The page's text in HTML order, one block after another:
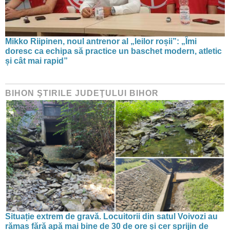
Mikko Riipinen, noul antrenor al „leilor roșii”: „Îmi
doresc ca echipa să practice un baschet modern, atletic
și cât mai rapid”
BIHON ŞTIRILE JUDEŢULUI BIHOR
Situație extrem de gravă. Locuitorii din satul Voivozi au
rămas fără apă mai bine de 30 de ore și cer sprijin de